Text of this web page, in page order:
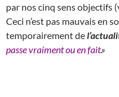
par nos cinq sens objectifs
Ceci n’est pas mauvais en
temporairement de
passe vraiment ou en fait.»